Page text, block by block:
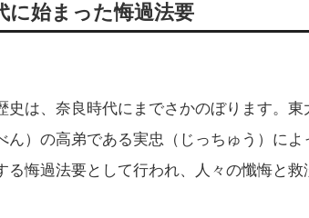
に始まった悔過法要
史は、奈良時代にまでさかのぼります。
ん）の高弟である実忠（じっちゅう）に
る悔過法要として行われ、人々の懺悔と